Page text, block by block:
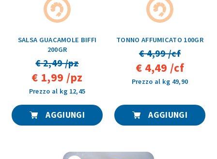
SALSA GUACAMOLE BIFFI
200GR
€ 2,49 /pz
€ 1,99 /pz
Prezzo al kg 12,45
AGGIUNGI
TONNO AFFUMICATO 100GR
€ 4,99 /cf
€ 4,49 /cf
Prezzo al kg 49,90
AGGIUNGI